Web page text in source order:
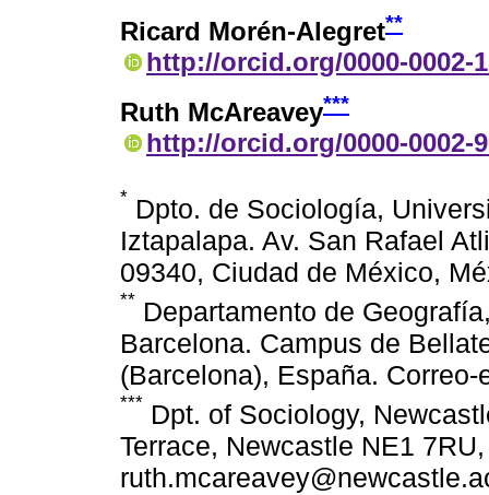
Ricard Morén-Alegret**
http://orcid.org/0000-0002-
Ruth McAreavey***
http://orcid.org/0000-0002-
* Dpto. de Sociología,
Iztapalapa. Av. San Rafael
09340, Ciudad de México,
** Departamento de
Barcelona. Campus de
(Barcelona), España.
*** Dpt. of Sociology,
Terrace, Newcastle NE1